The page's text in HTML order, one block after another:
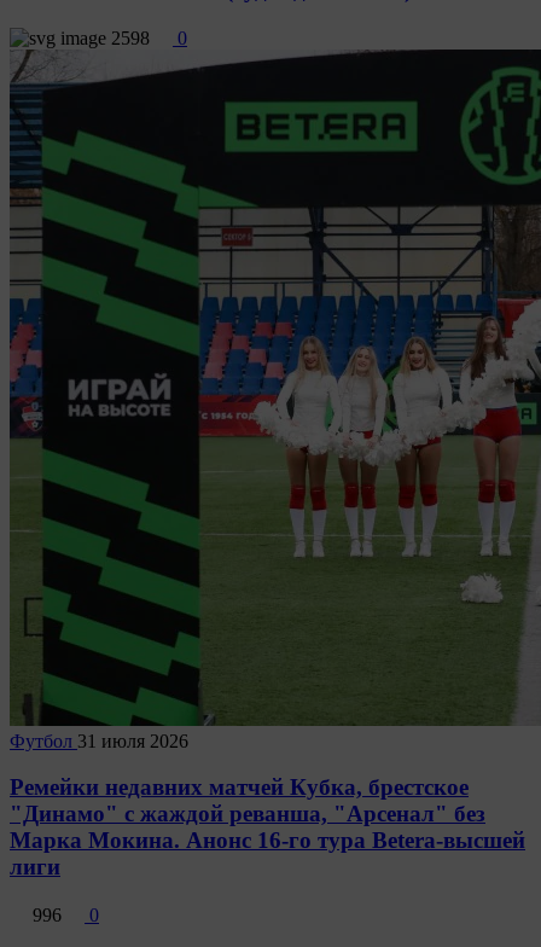
2598 0
Футбол 31 июля 2026
Ремейки недавних матчей Кубка, брестское
"Динамо" с жаждой реванша, "Арсенал" без
Марка Мокина. Анонс 16-го тура Betera-высшей
лиги
996 0